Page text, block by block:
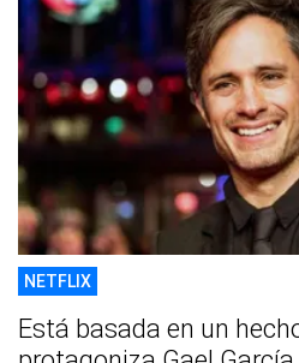
NETFLIX
Está basada en un